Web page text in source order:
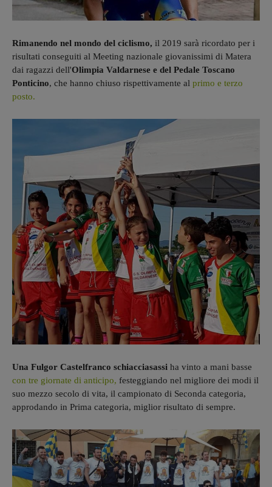
Rimanendo nel mondo del ciclismo, il 2019 sarà ricordato per i
risultati conseguiti al Meeting nazionale giovanissimi di Matera
dai ragazzi dell'Olimpia Valdarnese e del Pedale Toscano
Ponticino, che hanno chiuso rispettivamente al primo e terzo
posto.
Una Fulgor Castelfranco schiacciasassi ha vinto a mani basse
con tre giornate di anticipo, festeggiando nel migliore dei modi il
suo mezzo secolo di vita, il campionato di Seconda categoria,
approdando in Prima categoria, miglior risultato di sempre.